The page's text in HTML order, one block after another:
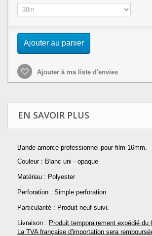
Ajouter au panier
Ajouter à ma liste d'envies
EN SAVOIR PLUS
Bande amorce professionnel pour film 16mm.
Couleur : Blanc uni - opaque
Matériau : Polyester
Perforation : Simple perforation
Particularité : Produit neuf suivi.
Livraison : Produit temporairement expédié du
La TVA française d'importation sera